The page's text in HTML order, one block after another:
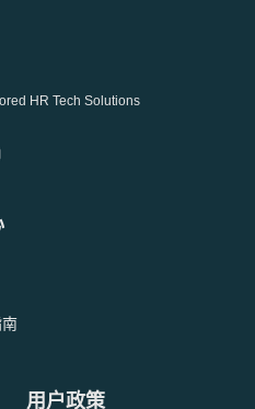
HR Tech Solutions
用户政策